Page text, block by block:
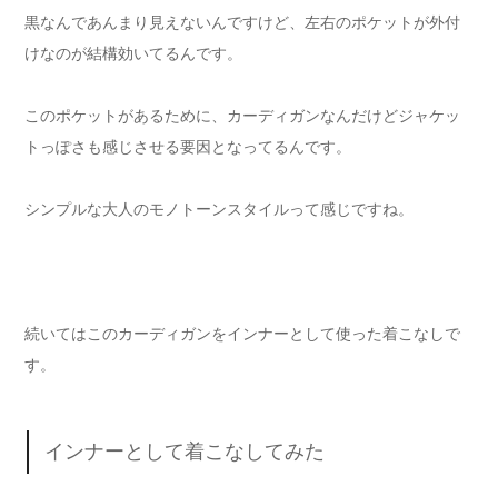
黒なんであんまり見えないんですけど、左右のポケットが外付
けなのが結構効いてるんです。
このポケットがあるために、カーディガンなんだけどジャケッ
トっぽさも感じさせる要因となってるんです。
シンプルな大人のモノトーンスタイルって感じですね。
続いてはこのカーディガンをインナーとして使った着こなしで
す。
インナーとして着こなしてみた